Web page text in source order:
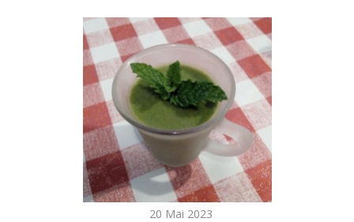
20 Mai 2023